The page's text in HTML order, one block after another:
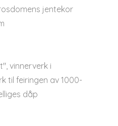
jentekor
vinnerverk i
til feiringen av 1000-
dåp